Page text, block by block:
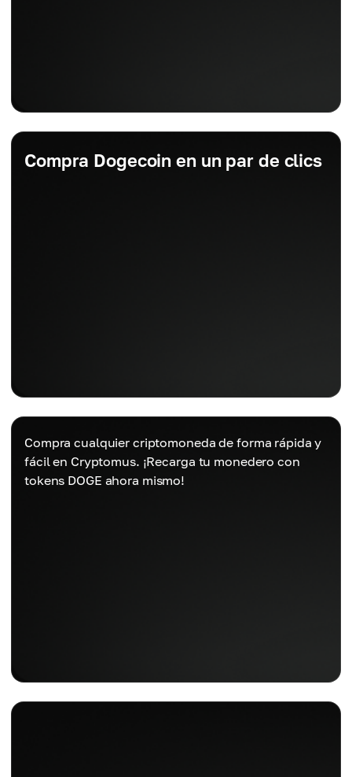
Compra Dogecoin en un par de clics
Compra cualquier criptomoneda de forma rápida y
fácil en Cryptomus. ¡Recarga tu monedero con
tokens DOGE ahora mismo!